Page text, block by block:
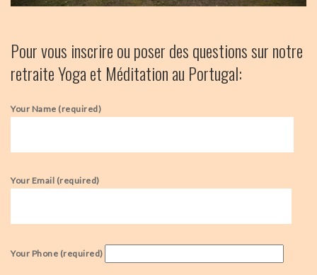
Pour vous inscrire ou poser des questions sur notre
retraite Yoga et Méditation au Portugal:
Your Name (required)
Your Email (required)
Your Phone (required)